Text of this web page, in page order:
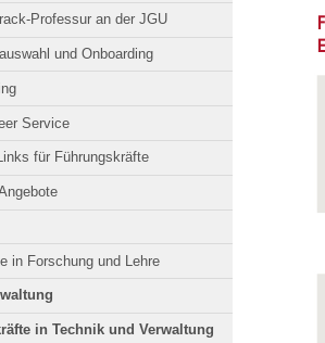
Professur an der JGU
und Onboarding
Service
für Führungskräfte
in Forschung und Lehre
in Technik und Verwaltung